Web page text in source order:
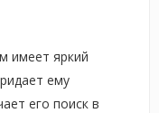
имеет яркий
ему
его поиск в